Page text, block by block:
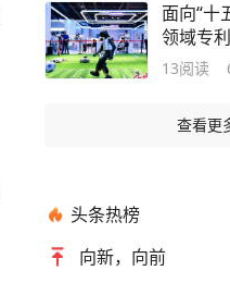
面向“十
领域专
工作法治
13阅读
查看更
头条热榜
向新，向前